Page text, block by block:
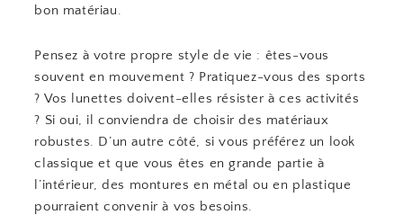
bon matériau.
Pensez à votre propre style de vie : êtes-vous
souvent en mouvement ? Pratiquez-vous des sports
? Vos lunettes doivent-elles résister à ces activités
? Si oui, il conviendra de choisir des matériaux
robustes. D’un autre côté, si vous préférez un look
classique et que vous êtes en grande partie à
l’intérieur, des montures en métal ou en plastique
pourraient convenir à vos besoins.